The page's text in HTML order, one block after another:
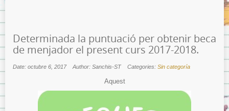
Determinada la puntuació per obtenir beca
de menjador el present curs 2017-2018.
Date: octubre 6, 2017 Author: Sanchis-ST Categories: Sin categoría
Aquest